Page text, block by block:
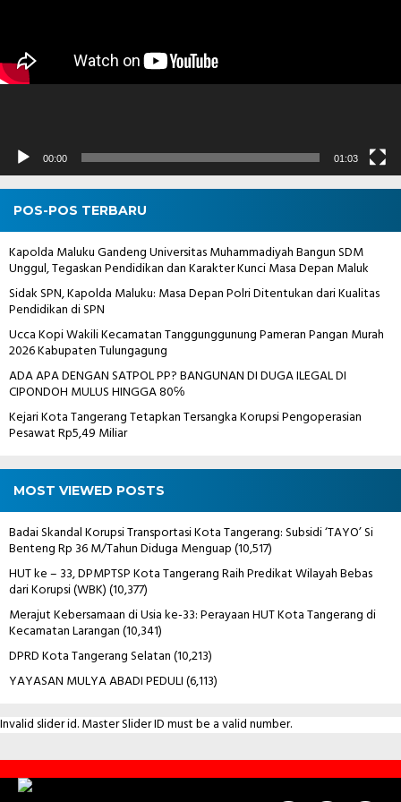
00:00 01:03
POS-POS TERBARU
Kapolda Maluku Gandeng Universitas Muhammadiyah Bangun SDM
Unggul, Tegaskan Pendidikan dan Karakter Kunci Masa Depan Maluk
Sidak SPN, Kapolda Maluku: Masa Depan Polri Ditentukan dari Kualitas
Pendidikan di SPN
Ucca Kopi Wakili Kecamatan Tanggunggunung Pameran Pangan Murah
2026 Kabupaten Tulungagung
ADA APA DENGAN SATPOL PP? BANGUNAN DI DUGA ILEGAL DI
CIPONDOH MULUS HINGGA 80℅
Kejari Kota Tangerang Tetapkan Tersangka Korupsi Pengoperasian
Pesawat Rp5,49 Miliar
MOST VIEWED POSTS
Badai Skandal Korupsi Transportasi Kota Tangerang: Subsidi ‘TAYO’ Si
Benteng Rp 36 M/Tahun Diduga Menguap(10,517)
HUT ke – 33, DPMPTSP Kota Tangerang Raih Predikat Wilayah Bebas
dari Korupsi (WBK)(10,377)
Merajut Kebersamaan di Usia ke-33: Perayaan HUT Kota Tangerang di
Kecamatan Larangan(10,341)
DPRD Kota Tangerang Selatan(10,213)
YAYASAN MULYA ABADI PEDULI(6,113)
Invalid slider id. Master Slider ID must be a valid number.
Contact
Us